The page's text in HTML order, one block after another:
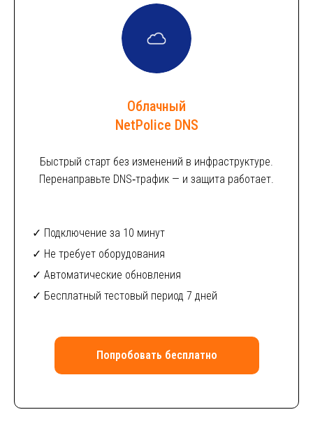
Облачный
NetPolice DNS
Быстрый старт без изменений в инфраструктуре.
Перенаправьте DNS‑трафик — и защита работает.
✓ Подключение за 10 минут
✓ Не требует оборудования
✓ Автоматические обновления
✓ Бесплатный тестовый период 7 дней
Попробовать бесплатно